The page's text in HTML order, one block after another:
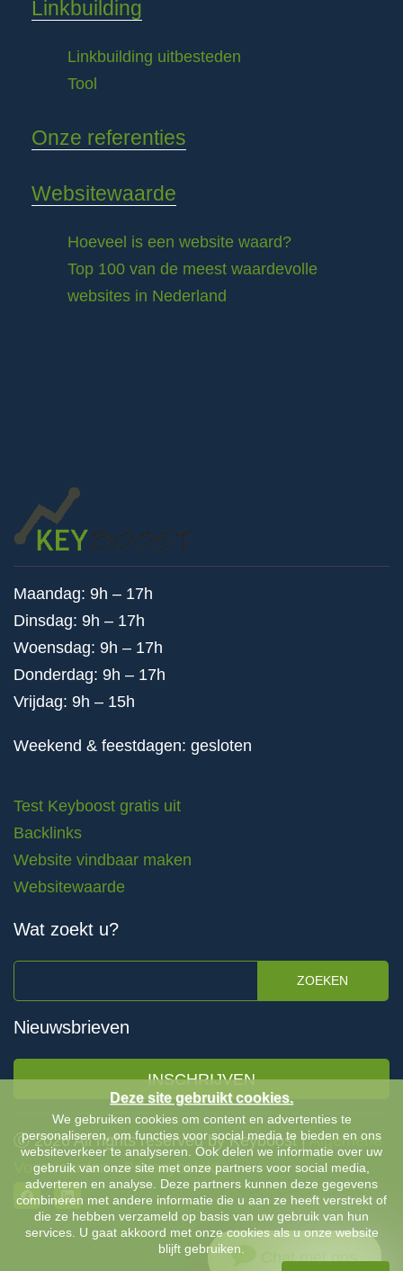
Linkbuilding
Linkbuilding uitbesteden
Tool
Onze referenties
Websitewaarde
Hoeveel is een website waard?
Top 100 van de meest waardevolle
websites in Nederland
Maandag: 9h – 17h
Dinsdag: 9h – 17h
Woensdag: 9h – 17h
Donderdag: 9h – 17h
Vrijdag: 9h – 15h
Weekend & feestdagen: gesloten
Test Keyboost gratis uit
Backlinks
Website vindbaar maken
Websitewaarde
Wat zoekt u?
ZOEKEN
Nieuwsbrieven
INSCHRIJVEN
Ⓒ 2026 All rights reserved by Keyboost |Algemene
Voorwaarden-Privacybeleid
Chat met ons
Deze site gebruikt cookies.
We gebruiken cookies om content en advertenties te
personaliseren, om functies voor social media te bieden en ons
websiteverkeer te analyseren. Ook delen we informatie over uw
gebruik van onze site met onze partners voor social media,
adverteren en analyse. Deze partners kunnen deze gegevens
combineren met andere informatie die u aan ze heeft verstrekt of
die ze hebben verzameld op basis van uw gebruik van hun
services. U gaat akkoord met onze cookies als u onze website
blijft gebruiken.